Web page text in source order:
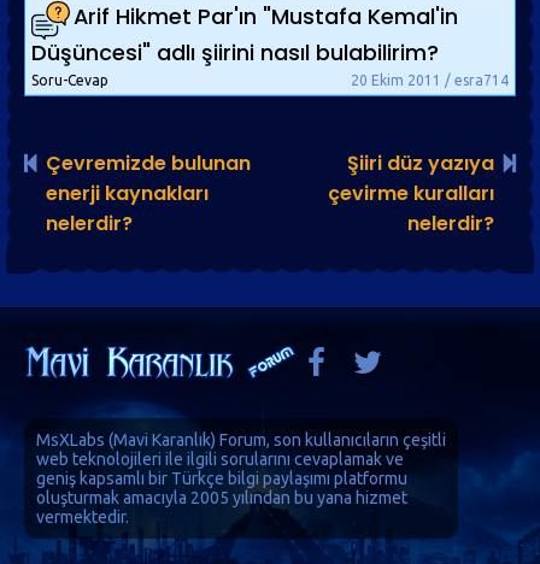
Arif Hikmet Par'ın "Mustafa Kemal'in
Düşüncesi" adlı şiirini nasıl bulabilirim?
20 Ekim 2011 / esra714
Soru-Cevap
Çevremizde bulunan
enerji kaynakları
nelerdir?
Şiiri düz yazıya
çevirme kuralları
nelerdir?
MsXLabs (Mavi Karanlık) Forum, son kullanıcıların çeşitli
web teknolojileri ile ilgili sorularını cevaplamak ve
geniş kapsamlı bir Türkçe bilgi paylaşımı platformu
oluşturmak amacıyla 2005 yılından bu yana hizmet
vermektedir.